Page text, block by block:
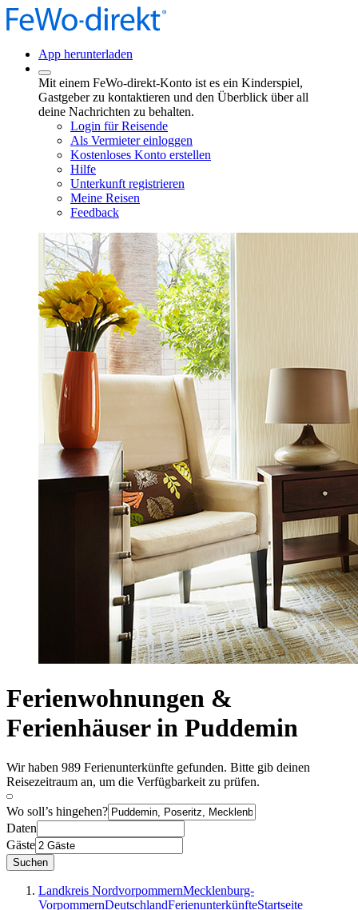
App herunterladen
Mit einem FeWo-direkt-Konto ist es ein Kinderspiel,
Gastgeber zu kontaktieren und den Überblick über all
deine Nachrichten zu behalten.
Login für Reisende
Als Vermieter einloggen
Kostenloses Konto erstellen
Hilfe
Unterkunft registrieren
Meine Reisen
Feedback
Ferienwohnungen &
Ferienhäuser in Puddemin
Wir haben 989 Ferienunterkünfte gefunden. Bitte gib deinen
Reisezeitraum an, um die Verfügbarkeit zu prüfen.
Wo soll’s hingehen?
Daten
Gäste
Suchen
Landkreis NordvorpommernMecklenburg-
VorpommernDeutschlandFerienunterkünfteStartseite